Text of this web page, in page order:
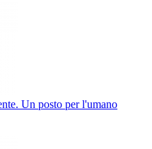
Un posto per l'umano